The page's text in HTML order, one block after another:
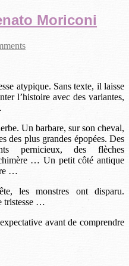
Moriconi
atypique. Sans texte, il laisse
l’histoire avec des variantes,
Un barbare, sur son cheval,
des plus grandes épopées. Des
pernicieux, des flèches
… Un petit côté antique
…
les monstres ont disparu.
tristesse …
avant de comprendre